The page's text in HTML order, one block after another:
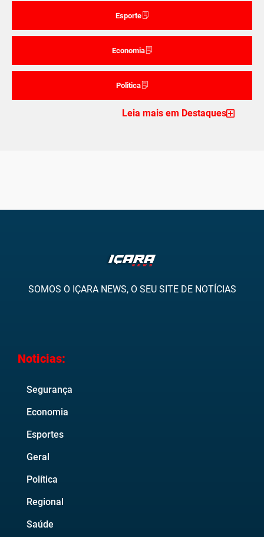
Esporte
Economia
Politica
Leia mais em Destaques
SOMOS O IÇARA NEWS, O SEU SITE DE NOTÍCIAS
Noticias:
Segurança
Economia
Esportes
Geral
Política
Regional
Saúde